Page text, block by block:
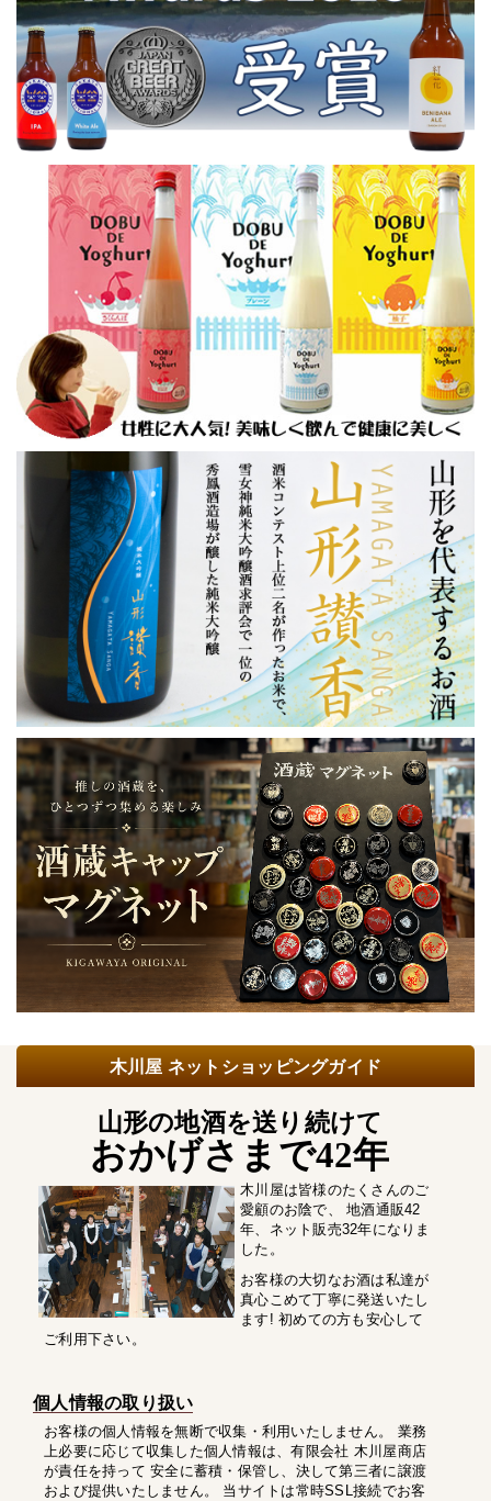
木川屋 ネットショッピングガイド
山形の地酒を送り続けて
おかげさまで42年
木川屋は皆様のたくさんのご
愛顧のお陰で、 地酒通販42
年、ネット販売32年になりま
した。
お客様の大切なお酒は私達が
真心こめて丁寧に発送いたし
ます! 初めての方も安心して
ご利用下さい。
個人情報の取り扱い
お客様の個人情報を無断で収集・利用いたしません。 業務
上必要に応じて収集した個人情報は、有限会社 木川屋商店
が責任を持って 安全に蓄積・保管し、決して第三者に譲渡
および提供いたしません。 当サイトは常時SSL接続でお客